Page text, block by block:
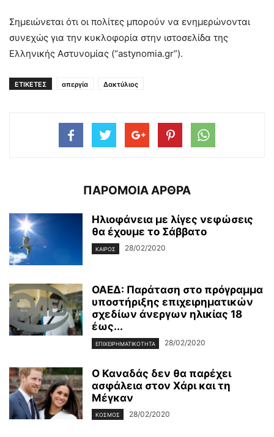
Σημειώνεται ότι οι πολίτες μπορούν να ενημερώνονται
συνεχώς για την κυκλοφορία στην ιστοσελίδα της
Ελληνικής Αστυνομίας (“astynomia.gr”).
ΕΤΙΚΕΤΕΣ απεργία Δακτύλιος
ΠΑΡΟΜΟΙΑ ΑΡΘΡΑ
Ηλιοφάνεια με λίγες νεφώσεις
θα έχουμε το Σάββατο
ΚΑΙΡΌΣ 28/02/2020
ΟΑΕΔ: Παράταση στο πρόγραμμα
υποστήριξης επιχειρηματικών
σχεδίων άνεργων ηλικίας 18
έως...
ΕΠΙΧΕΙΡΗΜΑΤΙΚΌΤΗΤΑ 28/02/2020
Ο Καναδάς δεν θα παρέχει
ασφάλεια στον Χάρι και τη
Μέγκαν
ΚΌΣΜΟΣ 28/02/2020